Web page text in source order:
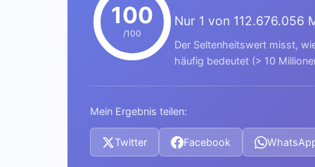
100
/100
Nur 1 von 112.676.056
Der Seltenheitswert misst,
häufig bedeutet (> 10
Mein Ergebnis teilen:
Twitter Facebook